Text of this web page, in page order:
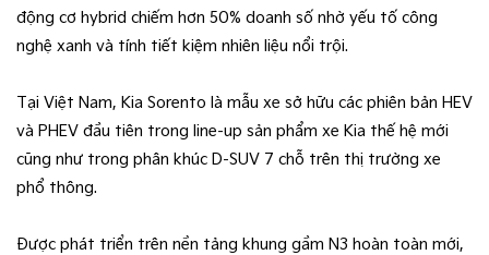
động cơ hybrid chiếm hơn 50% doanh số nhờ yếu tố công
nghệ xanh và tính tiết kiệm nhiên liệu nổi trội.
Tại Việt Nam, Kia Sorento là mẫu xe sở hữu các phiên bản HEV
và PHEV đầu tiên trong line-up sản phẩm xe Kia thế hệ mới
cũng như trong phân khúc D-SUV 7 chỗ trên thị trường xe
phổ thông.
Được phát triển trên nền tảng khung gầm N3 hoàn toàn mới,